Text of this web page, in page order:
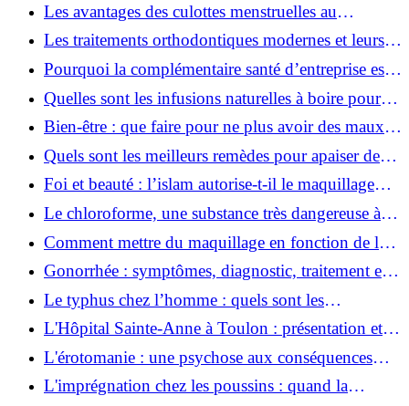
Les avantages des culottes menstruelles au
quotidien
Les traitements orthodontiques modernes et leurs
avantages
Pourquoi la complémentaire santé d’entreprise est
devenue indispensable ?
Quelles sont les infusions naturelles à boire pour
apaiser un mal à l’estomac ?
Bien-être : que faire pour ne plus avoir des maux
de ventre ? Voici quelques astuces
Quels sont les meilleurs remèdes pour apaiser des
maux de dents ?
Foi et beauté : l’islam autorise-t-il le maquillage
pendant le ramadan ?
Le chloroforme, une substance très dangereuse à
manipuler
Comment mettre du maquillage en fonction de la
couleur des yeux ?
Gonorrhée : symptômes, diagnostic, traitement et
prévention de cette infection
Le typhus chez l’homme : quels sont les
symptômes, les causes et les traitements de cette
maladie ?
L'Hôpital Sainte-Anne à Toulon : présentation et
services proposés
L'érotomanie : une psychose aux conséquences
multiples
L'imprégnation chez les poussins : quand la